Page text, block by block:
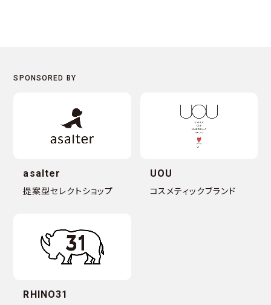
asalter
提案型セレクトショップ
UOU
コスメティックブランド
RHINO31